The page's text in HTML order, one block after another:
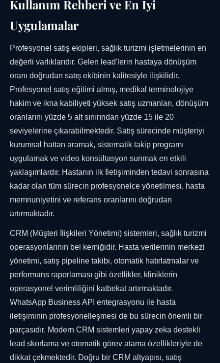
Kullanım Rehberi ve En İyi
Uygulamalar
Profesyonel satış ekipleri, sağlık turizmi işletmelerinin en
değerli varlıklarıdır. Gelen lead'lerin hastaya dönüşüm
oranı doğrudan satış ekibinin kalitesiyle ilişkilidir.
Profesyonel satış eğitimi almış, medikal terminolojiye
hakim ve ikna kabiliyeti yüksek satış uzmanları, dönüşüm
oranlarını yüzde 5 alt sınırından yüzde 15 ile 20
seviyelerine çıkarabilmektedir. Satış sürecinde müşteriyi
kurumsal hattan aramak, sistematik takip programı
uygulamak ve video konsültasyon sunmak en etkili
yaklaşımlardır. Hastanın ilk İletişiminden tedavi sonrasına
kadar olan tüm sürecin profesyonelce yönetilmesi, hasta
memnuniyetini ve referans oranlarını doğrudan
artırmaktadır.
CRM (Müşteri İlişkileri Yönetimi) sistemleri, sağlık turizmi
operasyonlarının bel kemiğidir. Hasta verilerinin merkezi
yönetimi, satış pipeline takibi, otomatik hatırlatmalar ve
performans raporlaması gibi özellikler, kliniklerin
operasyonel verimliliğini katbekat artırmaktadır.
WhatsApp Business API entegrasyonu ile hasta
iletişiminin profesyonelleşmesi de bu sürecin önemli bir
parçasıdır. Modern CRM sistemleri yapay zeka destekli
lead skorlama ve otomatik görev atama özellikleriyle de
dikkat çekmektedir. Doğru bir CRM altyapısı, satış